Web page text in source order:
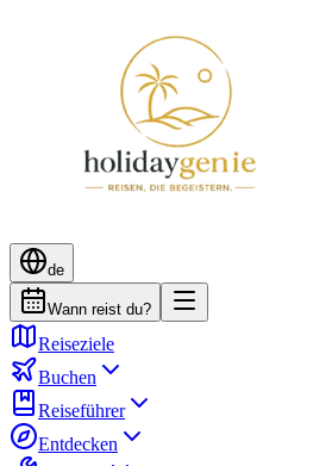
de
Wann reist du?
Reiseziele
Buchen
Reiseführer
Entdecken